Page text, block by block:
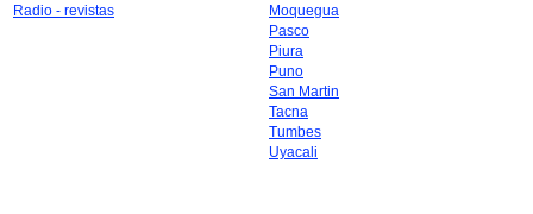
Radio - revistas
Moquegua
Pasco
Piura
Puno
San Martin
Tacna
Tumbes
Uyacali